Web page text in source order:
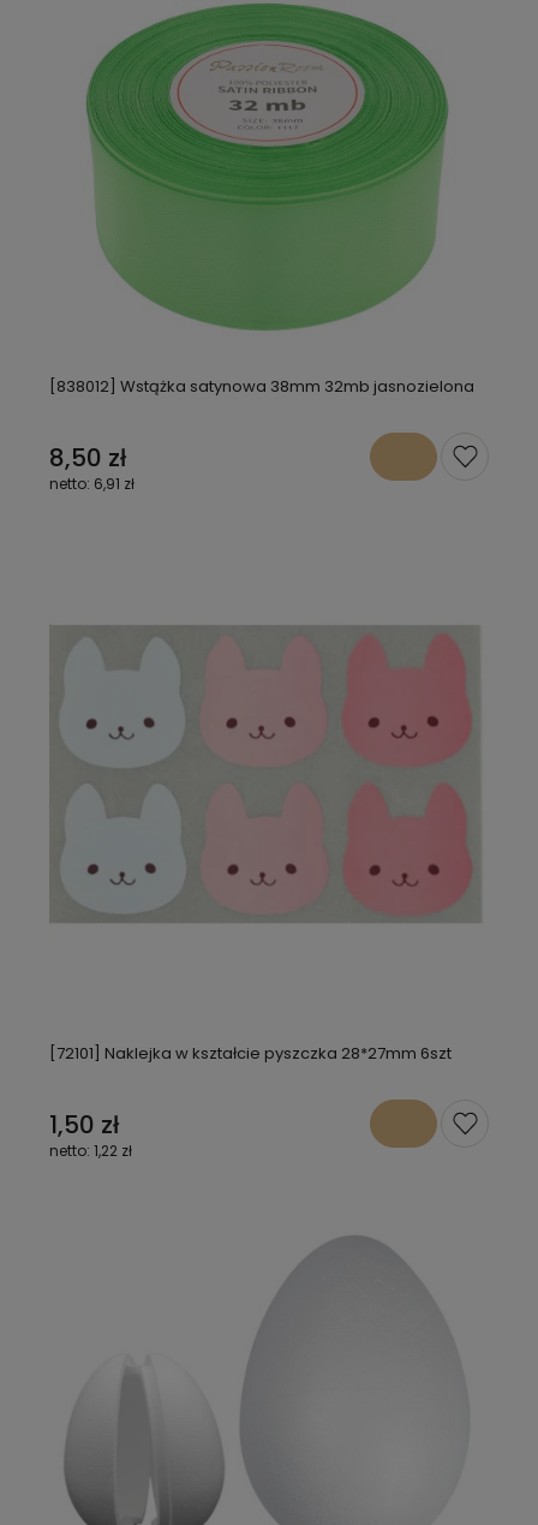
[838012] Wstążka satynowa 38mm 32mb jasnozielona
8,50 zł
6,91 zł
[72101] Naklejka w kształcie pyszczka 28*27mm 6szt
1,50 zł
1,22 zł